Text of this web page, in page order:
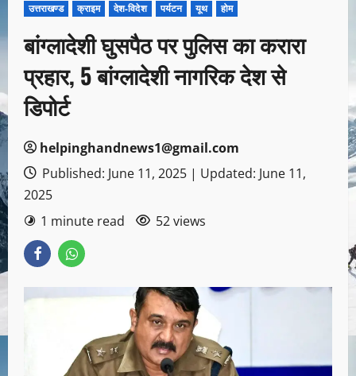
उत्तराखण्ड क्राइम देश-विदेश पर्यटन यूथ होम
बांग्लादेशी घुसपैठ पर पुलिस का करारा
प्रहार, 5 बांग्लादेशी नागरिक देश से
डिपोर्ट
helpinghandnews1@gmail.com
Published: June 11, 2025 | Updated: June 11,
2025
1 minute read
52 views